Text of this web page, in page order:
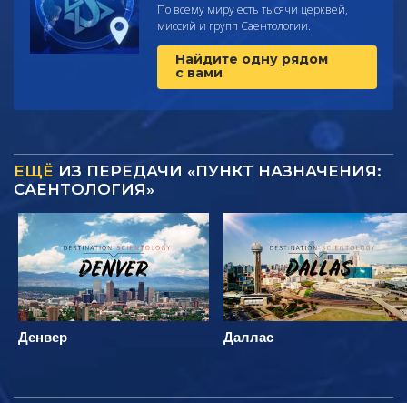
По всему миру есть тысячи церквей,
миссий и групп Саентологии.
Найдите одну рядом
с вами
ЕЩЁ ИЗ ПЕРЕДАЧИ «ПУНКТ НАЗНАЧЕНИЯ:
САЕНТОЛОГИЯ»
Денвер Даллас